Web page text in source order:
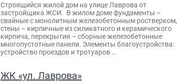
Строящийся жилой дом на улице Лаврова от
застройщика ЖСИ. В жилом доме фундаменты –
свайные с монолитным железобетонным ростверком,
стены – кирпичные из силикатного и керамического
кирпича, перекрытия – сборные железобетонные
многопустотные панели. Элементы благоустройства:
устройство проездов и тротуаров …
ЖК «ул. Лаврова»